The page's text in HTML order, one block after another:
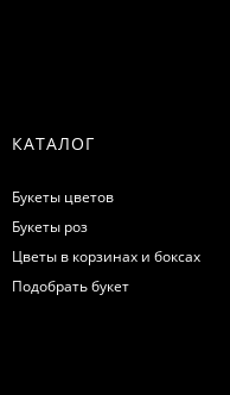
КАТАЛОГ
Букеты цветов
Букеты роз
Цветы в корзинах и боксах
Подобрать букет